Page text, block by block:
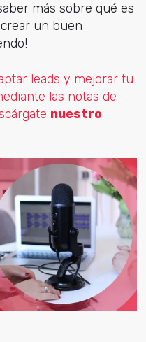
más sobre qué es
un buen
leads y mejorar tu
las notas de
nuestro